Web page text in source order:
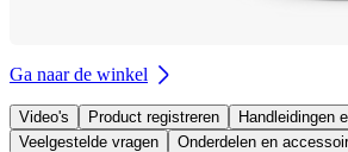
Ga naar de winkel
Video's Product registreren
Handleidingen
Veelgestelde vragen
Onderdelen en